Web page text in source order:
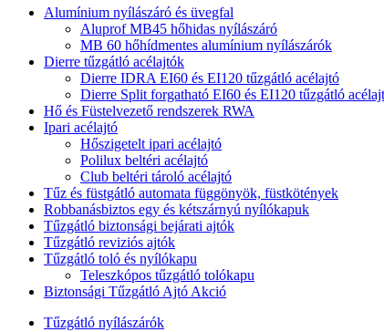
Alumínium nyílászáró és üvegfal
Aluprof MB45 hőhidas nyílászáró
MB 60 hőhídmentes alumínium nyílászárók
Dierre tűzgátló acélajtók
Dierre IDRA EI60 és EI120 tűzgátló acélajtó
Dierre Split forgatható EI60 és EI120 tűzgátló
Hő és Füstelvezető rendszerek RWA
Ipari acélajtó
Hőszigetelt ipari acélajtó
Polilux beltéri acélajtó
Club beltéri tároló acélajtó
Tűz és füstgátló automata függönyök, füstkötények
Robbanásbiztos egy és kétszárnyú nyílókapuk
Tűzgátló biztonsági bejárati ajtók
Tűzgátló reviziós ajtók
Tűzgátló toló és nyílókapu
Teleszkópos tűzgátló tolókapu
Biztonsági Tűzgátló Ajtó Akció
Tűzgátló nyílászárók